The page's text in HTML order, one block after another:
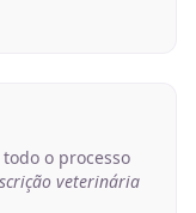
o processo
veterinária